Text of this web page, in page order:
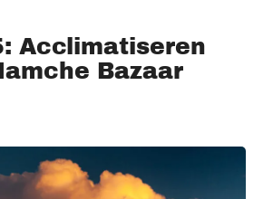
Acclimatiseren
Bazaar